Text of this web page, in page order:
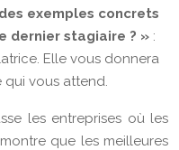
exemples concrets
dernier stagiaire ? » :
Elle vous donnera
vous attend.
les entreprises où les
que les meilleures